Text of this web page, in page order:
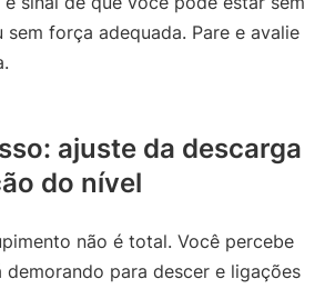
sem força adequada. Pare e avalie
ajuste da descarga
do nível
não é total. Você percebe
demorando para descer e ligações